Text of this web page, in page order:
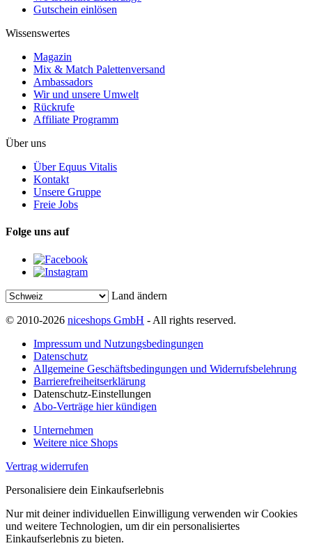
Gutschein einlösen
Wissenswertes
Magazin
Mix & Match Palettenversand
Ambassadors
Wir und unsere Umwelt
Rückrufe
Affiliate Programm
Über uns
Über Equus Vitalis
Kontakt
Unsere Gruppe
Freie Jobs
Folge uns auf
Land ändern
© 2010-2026 niceshops GmbH - All rights reserved.
Impressum und Nutzungsbedingungen
Datenschutz
Allgemeine Geschäftsbedingungen und Widerrufsbelehrung
Barrierefreiheitserklärung
Datenschutz-Einstellungen
Abo-Verträge hier kündigen
Unternehmen
Weitere nice Shops
Vertrag widerrufen
Personalisiere dein Einkaufserlebnis
Nur mit deiner individuellen Einwilligung verwenden wir Cookies
und weitere Technologien, um dir ein personalisiertes
Einkaufserlebnis zu bieten.